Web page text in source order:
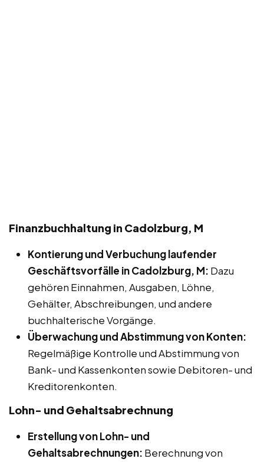
Finanzbuchhaltung in Cadolzburg, M
Kontierung und Verbuchung laufender
Geschäftsvorfälle in Cadolzburg, M: Dazu
gehören Einnahmen, Ausgaben, Löhne,
Gehälter, Abschreibungen, und andere
buchhalterische Vorgänge.
Überwachung und Abstimmung von Konten:
Regelmäßige Kontrolle und Abstimmung von
Bank- und Kassenkonten sowie Debitoren- und
Kreditorenkonten.
Lohn- und Gehaltsabrechnung
Erstellung von Lohn- und
Gehaltsabrechnungen: Berechnung von